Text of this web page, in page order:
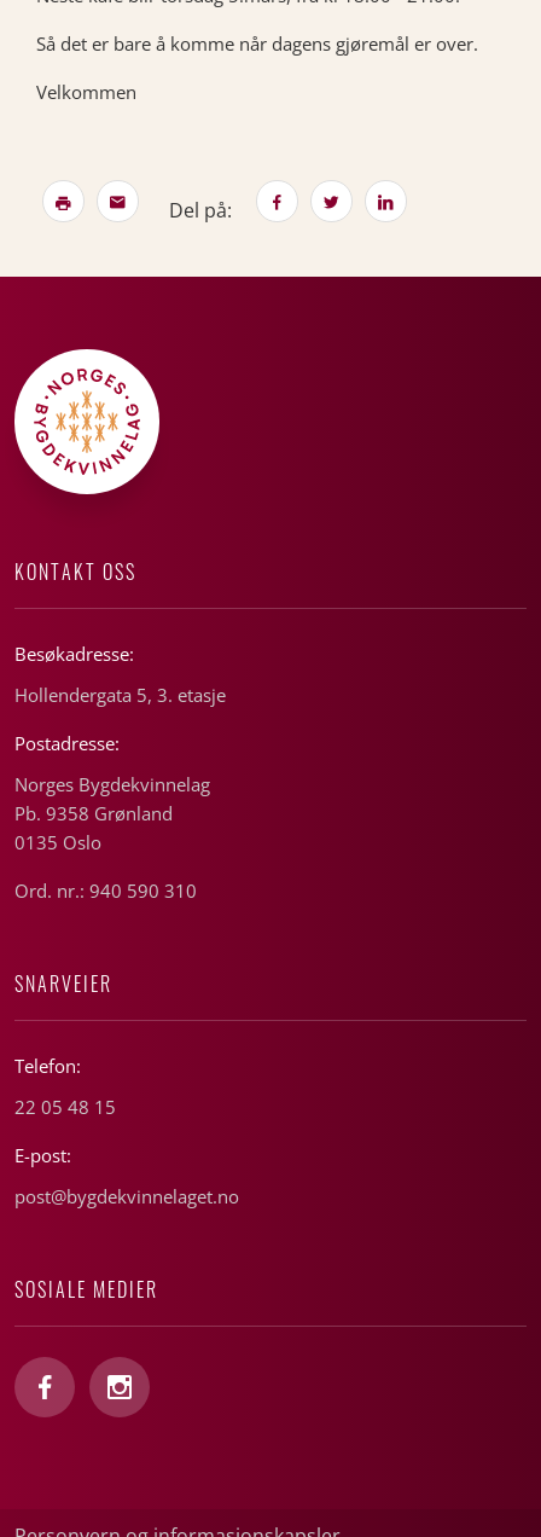
Så det er bare å komme når dagens gjøremål er over.
Velkommen
Del på:
KONTAKT OSS
Besøkadresse:
Hollendergata 5, 3. etasje
Postadresse:
Norges Bygdekvinnelag
Pb. 9358 Grønland
0135 Oslo
Ord. nr.: 940 590 310
SNARVEIER
Telefon:
22 05 48 15
E-post:
post@bygdekvinnelaget.no
SOSIALE MEDIER